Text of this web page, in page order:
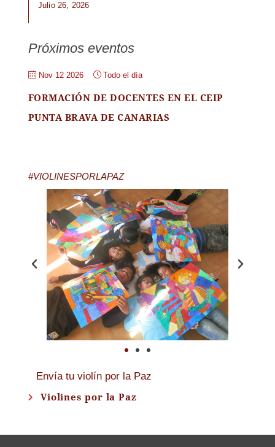
Julio 26, 2026
Próximos eventos
Nov 12 2026 Todo el día
FORMACIÓN DE DOCENTES EN EL CEIP
PUNTA BRAVA DE CANARIAS
#VIOLINESPORLAPAZ
Envía tu violín por la Paz
Violines por la Paz